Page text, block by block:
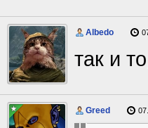
Albedo
так и
Greed